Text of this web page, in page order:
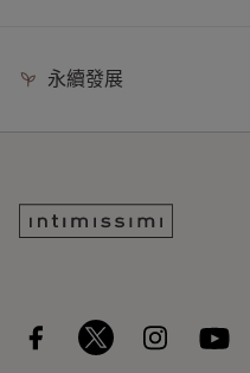
永續發展